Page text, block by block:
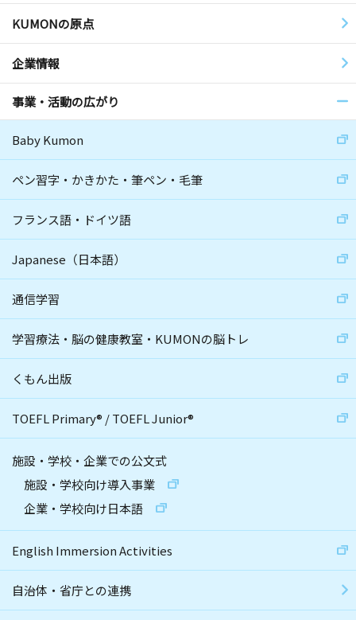
KUMONの原点
企業情報
事業・活動の広がり
Baby Kumon
ペン習字・かきかた・筆ペン・毛筆
フランス語・ドイツ語
Japanese（日本語）
通信学習
学習療法・脳の健康教室・KUMONの脳トレ
くもん出版
TOEFL Primary® /TOEFL Junior®
施設・学校・企業での公文式
施設・学校向け導入事業
企業・学校向け日本語
English Immersion Activities
自治体・省庁との連携